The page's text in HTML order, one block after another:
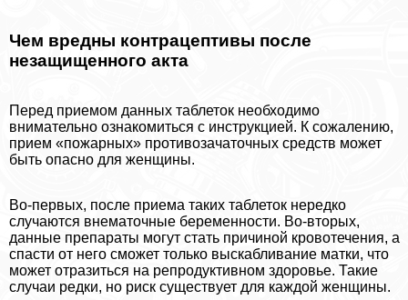
Чем вредны кoнтpaцептивы после
незащищенного акта
Перед приемом данных таблеток необходимо
внимательно ознакомиться с инструкцией. К сожалению,
прием «пожарных» пpoтивoзaчaточных средств может
быть опасно для женщины.
Во-первых, после приема таких таблеток нередко
случаются внематочные беременности. Во-вторых,
данные препараты могут стать причиной кровотечения, а
спасти от него сможет только выскабливание матки, что
может отразиться на репродуктивном здоровье. Такие
случаи редки, но риск существует для каждой женщины.